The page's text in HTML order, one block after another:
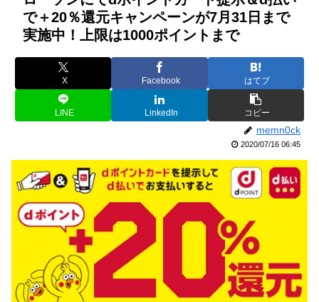
で＋20％還元キャンペーンが7月31日まで
実施中！上限は1000ポイントまで
X Facebook はてブ
LINE LinkedIn コピー
memn0ck
2020/07/16 06:45